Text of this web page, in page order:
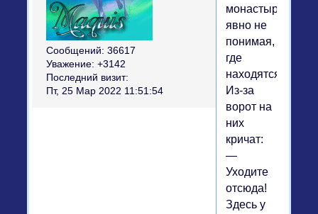
Сообщений: 36617
Уважение: +3142
Последний визит:
Пт, 25 Мар 2022 11:51:54
монастыря,
явно не
понимая,
где
находятся.
Из-за
ворот на
них
кричат:
—
Уходите
отсюда!
Здесь у